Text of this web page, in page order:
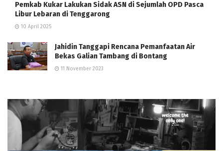
Pemkab Kukar Lakukan Sidak ASN di Sejumlah OPD Pasca
Libur Lebaran di Tenggarong
10 April 2025
Jahidin Tanggapi Rencana Pemanfaatan Air
Bekas Galian Tambang di Bontang
11 November 2023